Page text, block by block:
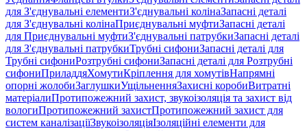
для З'єднувальні елементиЗ'єднувальні колінаЗапасні деталі
для З'єднувальні колінаПриєднувальні муфтиЗапасні деталі
для Приєднувальні муфтиЗ'єднувальні патрубкиЗапасні деталі
для З'єднувальні патрубкиТрубні сифониЗапасні деталі для
Трубні сифониРозтрубні сифониЗапасні деталі для Розтрубні
сифониПриладдяХомутиКріплення для хомутівНапрямні
опорні жолобиЗаглушкиУщільненняЗахисні коробиВитратні
матеріалиПротипожежний захист, звукоізоляція та захист від
вологиПротипожежний захистПротипожежний захист для
систем каналізаціїЗвукоізоляціяІзоляційні елементи для